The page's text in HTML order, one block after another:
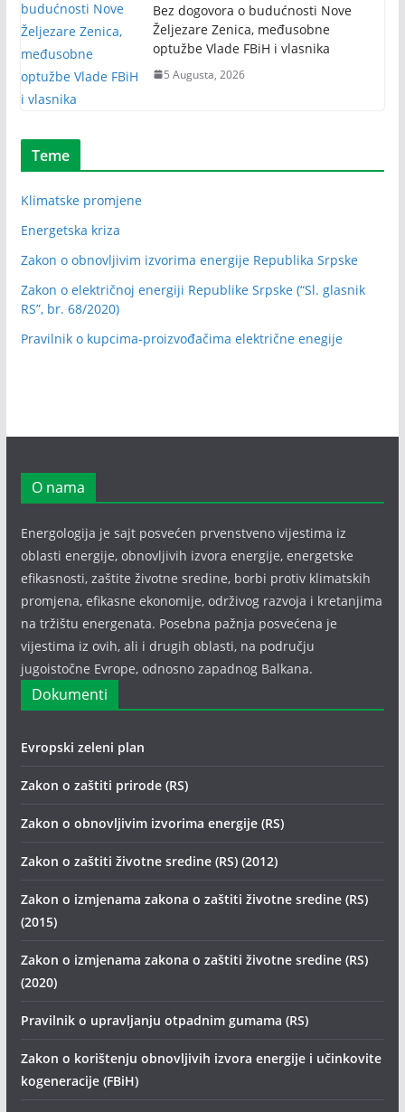
Bez dogovora o budućnosti Nove
Željezare Zenica, međusobne
optužbe Vlade FBiH i vlasnika
5 Augusta, 2026
Teme
Klimatske promjene
Energetska kriza
Zakon o obnovljivim izvorima energije Republika Srpske
Zakon o električnoj energiji Republike Srpske (“Sl. glasnik
RS”, br. 68/2020)
Pravilnik o kupcima-proizvođačima električne enegije
O nama
Energologija je sajt posvećen prvenstveno vijestima iz
oblasti energije, obnovljivih izvora energije, energetske
efikasnosti, zaštite životne sredine, borbi protiv klimatskih
promjena, efikasne ekonomije, održivog razvoja i kretanjima
na tržištu energenata. Posebna pažnja posvećena je
vijestima iz ovih, ali i drugih oblasti, na području
jugoistočne Evrope, odnosno zapadnog Balkana.
Dokumenti
Evropski zeleni plan
Zakon o zaštiti prirode (RS)
Zakon o obnovljivim izvorima energije (RS)
Zakon o zaštiti životne sredine (RS) (2012)
Zakon o izmjenama zakona o zaštiti životne sredine (RS)
(2015)
Zakon o izmjenama zakona o zaštiti životne sredine (RS)
(2020)
Pravilnik o upravljanju otpadnim gumama (RS)
Zakon o korištenju obnovljivih izvora energije i učinkovite
kogeneracije (FBiH)